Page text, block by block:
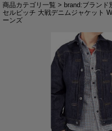
商品カテゴリ一覧 > brand:ブランド
セルビッチ 大戦デニムジャケット
ーンズ